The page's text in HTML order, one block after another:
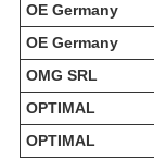
OE Germany
OE Germany
OMG SRL
OPTIMAL
OPTIMAL